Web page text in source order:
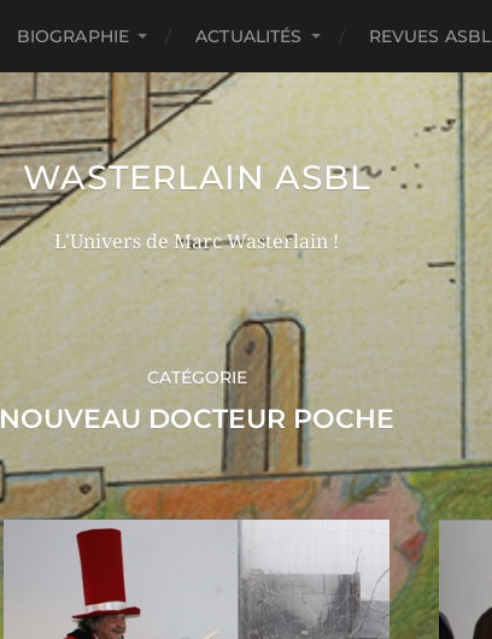
BIOGRAPHIE ACTUALITÉS REVUES ASBL
WASTERLAIN ASBL
L'Univers de Marc Wasterlain !
CATÉGORIE
NOUVEAU DOCTEUR POCHE